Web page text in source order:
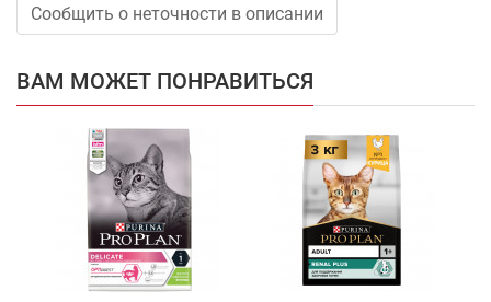
Сообщить о неточности в описании
ВАМ МОЖЕТ ПОНРАВИТЬСЯ